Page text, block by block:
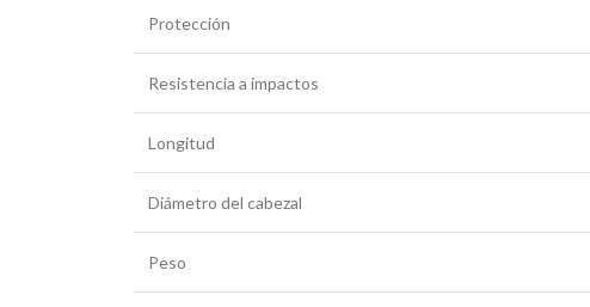
Protección
Resistencia a impactos
Longitud
Diámetro del cabezal
Peso